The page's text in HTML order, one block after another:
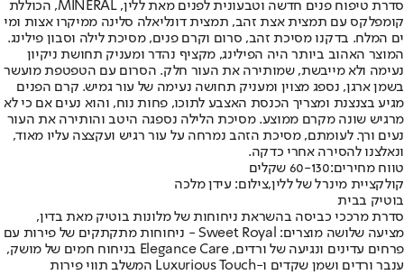
סדרת טיפוח פנים חדשה וטבעונית לפנים מאת ללין, MINERAL, הכוללת
קומפלקס עם תמצית אצת זהב, תמצית דונליאלה סלינה ממיקרו אצות ומי
ים המלח. בדקנו מסיכת זהב, סרום וקרם פנים, מסיכת לילה וסבון פילינג.
המוצר האהוב ביותר היה הפילינג, מקציף נהדר ומעניק תחושת ניקיון
נעימה ולא מייבשת, שמותירה את העור חלק. הסרום עם הטפטפת מועשר
בשמן ארגן, נספג מצוין ומעניק תחושה נעימה של עור גמיש. קרם הפנים
מגיע בצנצנת ומצריך הכנסת האצבע לתוכו, פחות נוח, והוא נעים אם כי לא
מרגיש שונה מקרם ממוצע. מסיכת הלילה נספגה היטב והותירה את העור
נעים ורך. לעומתם, מסיכת הזהב נמרחה על עור רגיש ועקצצה עליו מאוד,
ונאלצנו להסירה אחרי כדקה.
טווח מחירים:60-130 שקלים
קולקציית מינרל של ללין,צילום: עידן מלכה
בוטיק בבית
סדרת מרככי כביסה בהשראת ניחוחות של מלונות בוטיק מאת בדין,
מציעה שלושה מוצרים: Sweet Royal - ניחוחות מתקתקים של פירות עם
פרחים עדינים ונגיעה של ורדים, Elegance Care בניחוח חמים של מושק,
ענבר ורדים ושמן שקדים ו-Luxurious Touch המשלב תווי פירות